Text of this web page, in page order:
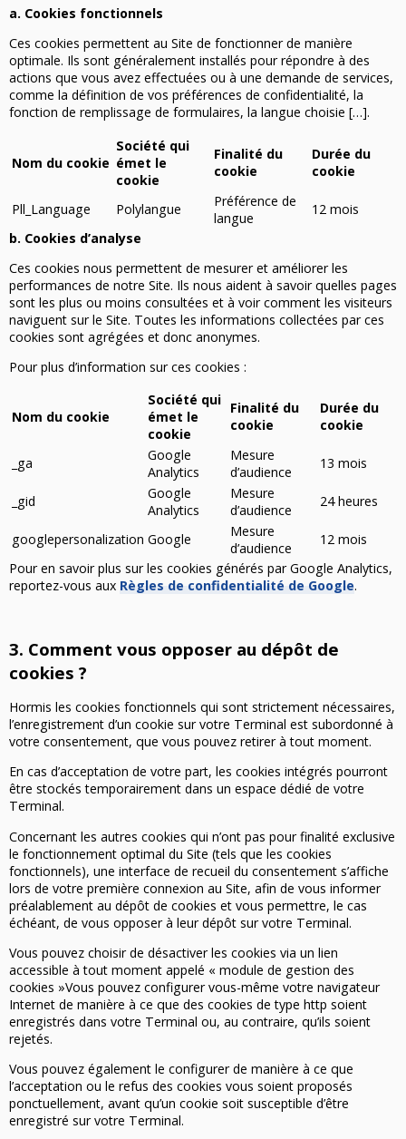
a. Cookies fonctionnels
Ces cookies permettent au Site de fonctionner de manière
optimale. Ils sont généralement installés pour répondre à des
actions que vous avez effectuées ou à une demande de services,
comme la définition de vos préférences de confidentialité, la
fonction de remplissage de formulaires, la langue choisie […].
Nom du cookie
Société qui
émet le
cookie
Finalité du
cookie
Durée du
cookie
Pll_Language Polylangue
Préférence de
langue
12 mois
b. Cookies d’analyse
Ces cookies nous permettent de mesurer et améliorer les
performances de notre Site. Ils nous aident à savoir quelles pages
sont les plus ou moins consultées et à voir comment les visiteurs
naviguent sur le Site. Toutes les informations collectées par ces
cookies sont agrégées et donc anonymes.
Pour plus d’information sur ces cookies :
Nom du cookie
Société qui
émet le
cookie
Finalité du
cookie
Durée du
cookie
_ga
Google
Analytics
Mesure
d’audience
13 mois
_gid
Google
Analytics
Mesure
d’audience
24 heures
googlepersonalization Google
Mesure
d’audience
12 mois
Pour en savoir plus sur les cookies générés par Google Analytics,
reportez-vous aux Règles de confidentialité de Google.
3. Comment vous opposer au dépôt de
cookies ?
Hormis les cookies fonctionnels qui sont strictement nécessaires,
l’enregistrement d’un cookie sur votre Terminal est subordonné à
votre consentement, que vous pouvez retirer à tout moment.
En cas d’acceptation de votre part, les cookies intégrés pourront
être stockés temporairement dans un espace dédié de votre
Terminal.
Concernant les autres cookies qui n’ont pas pour finalité exclusive
le fonctionnement optimal du Site (tels que les cookies
fonctionnels), une interface de recueil du consentement s’affiche
lors de votre première connexion au Site, afin de vous informer
préalablement au dépôt de cookies et vous permettre, le cas
échéant, de vous opposer à leur dépôt sur votre Terminal.
Vous pouvez choisir de désactiver les cookies via un lien
accessible à tout moment appelé « module de gestion des
cookies »Vous pouvez configurer vous-même votre navigateur
Internet de manière à ce que des cookies de type http soient
enregistrés dans votre Terminal ou, au contraire, qu’ils soient
rejetés.
Vous pouvez également le configurer de manière à ce que
l’acceptation ou le refus des cookies vous soient proposés
ponctuellement, avant qu’un cookie soit susceptible d’être
enregistré sur votre Terminal.